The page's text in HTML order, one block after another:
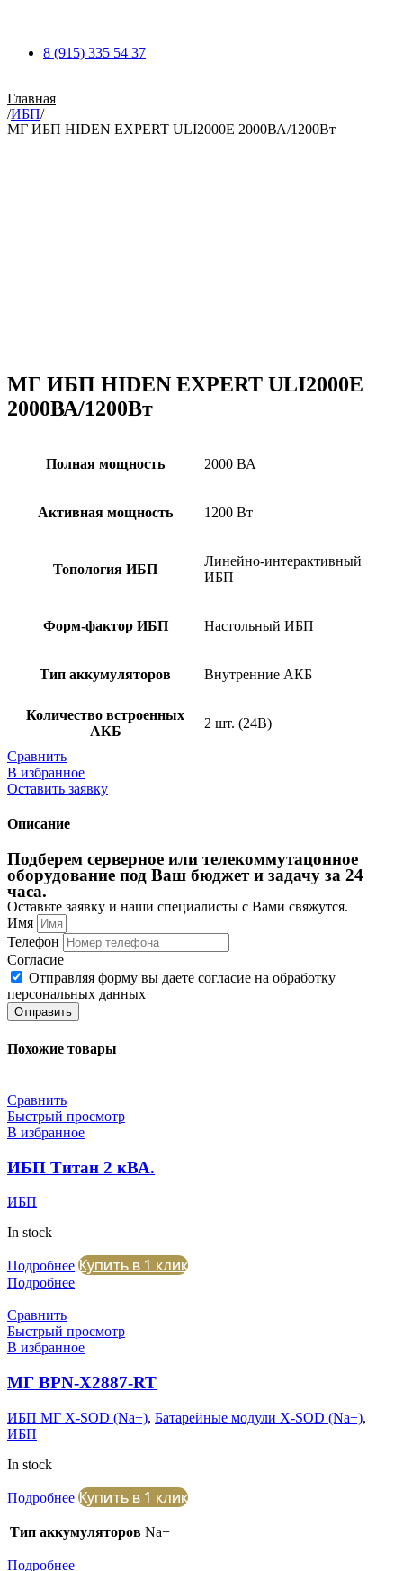
8 (915) 335 54 37
Главная
/ИБП/
МГ ИБП HIDEN EXPERT ULI2000E 2000ВА/1200Вт
МГ ИБП HIDEN EXPERT ULI2000E
2000ВА/1200Вт
Полная мощность 2000 ВА
Активная мощность 1200 Вт
Топология ИБП
Линейно-интерактивный
ИБП
Форм-фактор ИБП Настольный ИБП
Тип аккумуляторов Внутренние АКБ
Количество встроенных
АКБ
2 шт. (24В)
Сравнить
В избранное
Оставить заявку
Описание
Подберем серверное или телекоммутацонное
оборудование под Ваш бюджет и задачу за 24
часа.
Оставьте заявку и наши специалисты с Вами свяжутся.
Имя
Телефон
Согласие
Отправляя форму вы даете согласие на обработку
персональных данных
Отправить
Похожие товары
Сравнить
Быстрый просмотр
В избранное
ИБП Титан 2 кВА.
ИБП
In stock
Подробнее Купить в 1 клик
Подробнее
Сравнить
Быстрый просмотр
В избранное
МГ BPN-X2887-RT
ИБП МГ X-SOD (Na+), Батарейные модули X-SOD (Na+),
ИБП
In stock
Подробнее Купить в 1 клик
Тип аккумуляторов Na+
Подробнее